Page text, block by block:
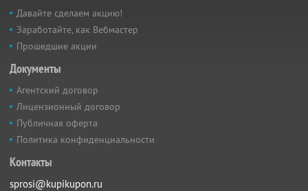
Давайте сделаем акцию!
Заработайте, как Вебмастер
Прошедшие акции
Документы
Агентский договор
Лицензионный договор
Публичная оферта
Политика конфиденциальности
Контакты
sprosi@kupikupon.ru